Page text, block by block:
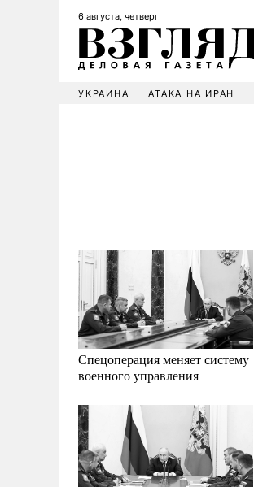
6 августа, четверг
УКРАИНА АТАКА НА ИРАН
Спецоперация меняет систему
военного управления